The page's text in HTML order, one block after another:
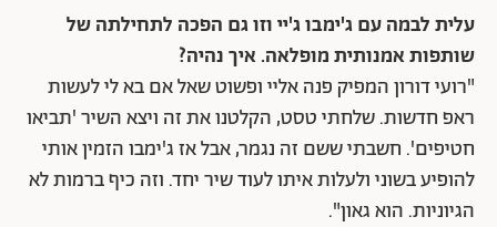
עלית לבמה עם ג'ימבו ג'יי וזו גם הפכה לתחילתה של
שותפות אמנותית מופלאה. איך נהיה?
"רועי דורון המפיק פנה אליי ופשוט שאל אם בא לי לעשות
ראפ חדשות. שלחתי טסט, הקלטנו את זה ויצא השיר 'תביאו
חטיפים'. חשבתי ששם זה נגמר, אבל אז ג'ימבו הזמין אותי
להופיע בשוני ולעלות איתו לעוד שיר יחד. וזה כיף ברמות לא
הגיוניות. הוא גאון".